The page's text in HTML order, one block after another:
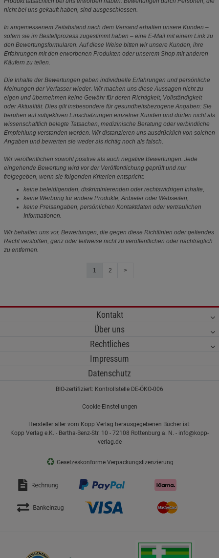
nicht bei uns gekauft haben, sind ausgeschlossen.
In angemessenem Zeitabstand nach dem Versand erhalten unsere Kunden –
sofern sie im Bestellprozess zugestimmt haben – eine E-Mail mit einem Link zu
den Bewertungsformularen. Auf diese Weise bitten wir unsere Kunden, ihre
Erfahrungen mit den erworbenen Produkten oder unserem Shop mit anderen
Käufern zu teilen.
Die Inhalte der Bewertungen geben individuelle Erfahrungen und persönliche
Meinungen der Verfasser wieder. Wir machen uns diese Aussagen nicht zu
eigen und übernehmen keine Gewähr für deren Richtigkeit, Vollständigkeit
oder Aktualität. Dies gilt insbesondere für gesundheitsbezogene Angaben: Sie
beruhen auf subjektiven Einschätzungen einzelner Kunden und dürfen nicht als
wissenschaftlich belegte Tatsachen, medizinische Beratung oder verbindliche
Empfehlung verstanden werden. Wir distanzieren uns ausdrücklich von solchen
Angaben und bewerten sie weder als richtig noch als falsch.
Wir veröffentlichen sowohl positive als auch negative Bewertungen. Jede
eingehende Bewertung wird vor der Veröffentlichung geprüft und nur
freigegeben, wenn sie folgenden Kriterien entspricht:
keine beleidigenden, diskriminierenden oder rechtswidrigen Inhalte,
keine Werbung für andere Produkte, Anbieter oder Webseiten,
keine Preisangaben, persönlichen Kontaktdaten oder vertraulichen
Informationen.
Wir behalten uns vor, Bewertungen, die gegen diese Richtlinien oder geltendes
Recht verstoßen, ganz oder teilweise nicht zu veröffentlichen oder nachträglich
zu entfernen.
1 2 >
Kontakt
Über uns
Rechtliches
Impressum
Datenschutz
BIO-zertifiziert: Kontrollstelle DE-ÖKO-006
Cookie-Einstellungen
Hersteller aller vom Kopp Verlag herausgegebenen Bücher ist:
Kopp Verlag e.K. - Bertha-Benz-Str. 10 - 72108 Rottenburg a. N. - info@kopp-
verlag.de
♻ Gesetzeskonforme Verpackungslizenzierung